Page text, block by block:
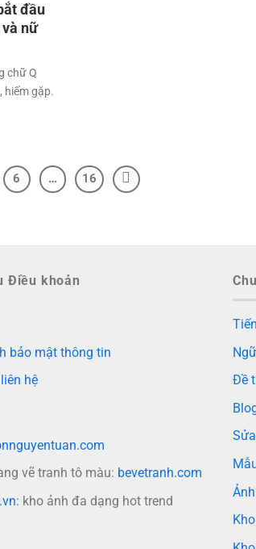
đầu
và nữ
chữ Q
hiếm gặp.
6 … 16
Điều khoản
bảo mật thông tin
hệ
vẽ tranh tô màu: bevetranh.com
: kho ảnh đa dạng hot trend
Đề